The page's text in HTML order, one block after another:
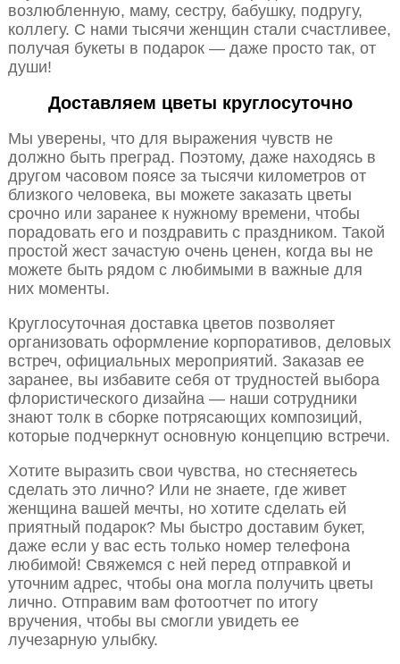
возлюбленную, маму, сестру, бабушку, подругу,
коллегу. С нами тысячи женщин стали счастливее,
получая букеты в подарок — даже просто так, от
души!
Доставляем цветы круглосуточно
Мы уверены, что для выражения чувств не
должно быть преград. Поэтому, даже находясь в
другом часовом поясе за тысячи километров от
близкого человека, вы можете заказать цветы
срочно или заранее к нужному времени, чтобы
порадовать его и поздравить с праздником. Такой
простой жест зачастую очень ценен, когда вы не
можете быть рядом с любимыми в важные для
них моменты.
Круглосуточная доставка цветов позволяет
организовать оформление корпоративов, деловых
встреч, официальных мероприятий. Заказав ее
заранее, вы избавите себя от трудностей выбора
флористического дизайна — наши сотрудники
знают толк в сборке потрясающих композиций,
которые подчеркнут основную концепцию встречи.
Хотите выразить свои чувства, но стесняетесь
сделать это лично? Или не знаете, где живет
женщина вашей мечты, но хотите сделать ей
приятный подарок? Мы быстро доставим букет,
даже если у вас есть только номер телефона
любимой! Свяжемся с ней перед отправкой и
уточним адрес, чтобы она могла получить цветы
лично. Отправим вам фотоотчет по итогу
вручения, чтобы вы смогли увидеть ее
лучезарную улыбку.